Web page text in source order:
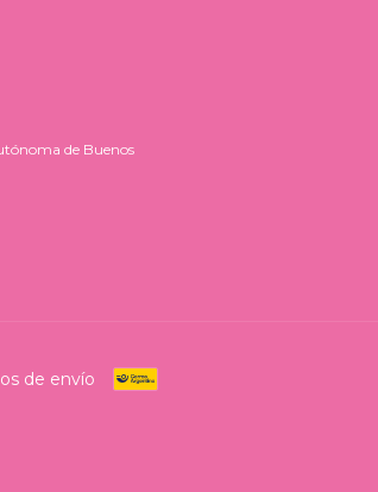
de Buenos
de envío